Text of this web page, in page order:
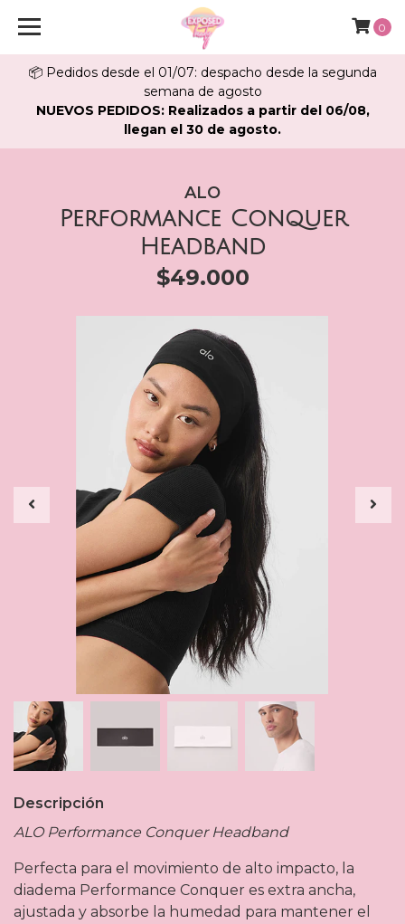
📦 Pedidos desde el 01/07: despacho desde la segunda
semana de agosto
NUEVOS PEDIDOS: Realizados a partir del 06/08,
llegan el 30 de agosto.
0
ALO
Performance Conquer
Headband
$49.000
Descripción
ALO Performance Conquer Headband
Perfecta para el movimiento de alto impacto, la
diadema Performance Conquer es extra ancha,
ajustada y absorbe la humedad para mantener el